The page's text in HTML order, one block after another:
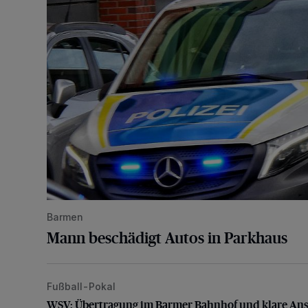
Barmen
Mann beschädigt Autos in Parkhaus
WSV: Übertragung im Barmer Bahnhof und klare
Fußball-Pokal
WSV: Übertragung im Barmer Bahnhof und klare